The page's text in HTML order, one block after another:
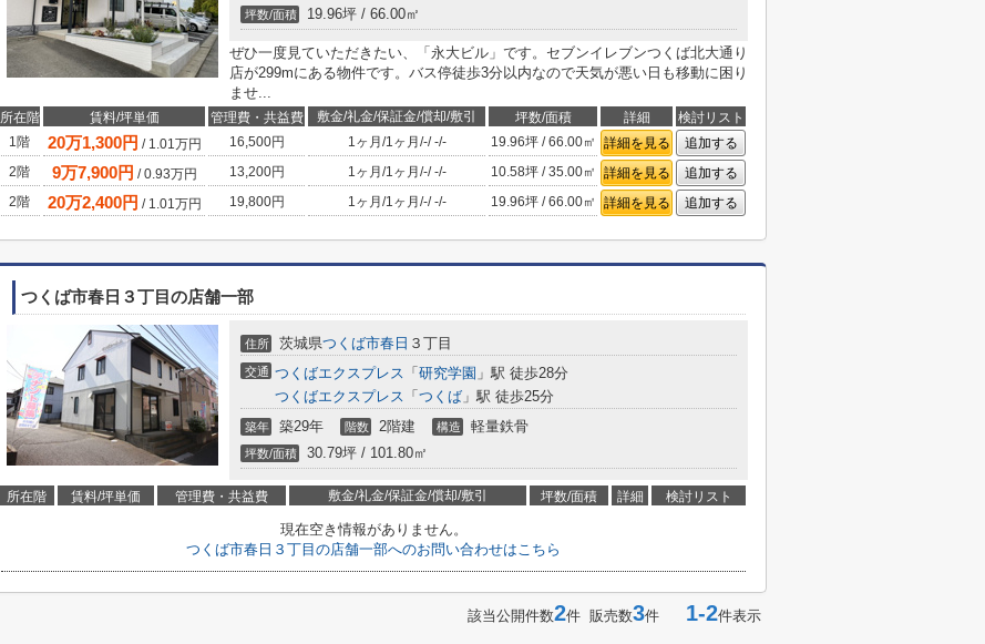
坪数/面積 19.96坪 / 66.00㎡
ぜひ一度見ていただきたい、「永大ビル」です。セブンイレブンつくば北大通り
店が299mにある物件です。バス停徒歩3分以内なので天気が悪い日も移動に困り
ませ...
所在階 賃料/坪単価 管理費・共益費 敷金/礼金/保証金/償却/敷引 坪数/面積 詳細
検討リスト
1階
20万1,300円 / 1.01万円 16,500円 1ヶ月 /1ヶ月 /-/-/- 19.96坪 / 66.00㎡ 詳細を見る
追加する
2階
9万7,900円 /0.93万円 13,200円 1ヶ月 /1ヶ月 /-/-/- 10.58坪 / 35.00㎡ 詳細を見る
追加する
2階
20万2,400円 / 1.01万円 19,800円 1ヶ月 /1ヶ月 /-/-/- 19.96坪 / 66.00㎡ 詳細を見る 追加する
つくば市春日３丁目の店舗一部
住所 茨城県つくば市春日 ３丁目
交通 つくばエクスプレス 「 研究学園 」駅 徒歩28分
つくばエクスプレス 「 つくば 」駅 徒歩25分
築年 築29年 階数 2階建 構造 軽量鉄骨
坪数/面積 30.79坪 / 101.80㎡
所在階 賃料/坪単価 管理費・共益費 敷金/礼金/保証金/償却/敷引 坪数/面積 詳細 検討リスト
現在空き情報がありません。
つくば市春日３丁目の店舗一部へのお問い合わせはこちら
該当公開件数2件 販売数3件 1-2件表示